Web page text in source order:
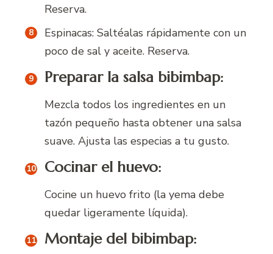
Reserva.
Espinacas: Saltéalas rápidamente con un
poco de sal y aceite. Reserva.
Preparar la salsa bibimbap:
Mezcla todos los ingredientes en un
tazón pequeño hasta obtener una salsa
suave. Ajusta las especias a tu gusto.
Cocinar el huevo:
Cocine un huevo frito (la yema debe
quedar ligeramente líquida).
Montaje del bibimbap: